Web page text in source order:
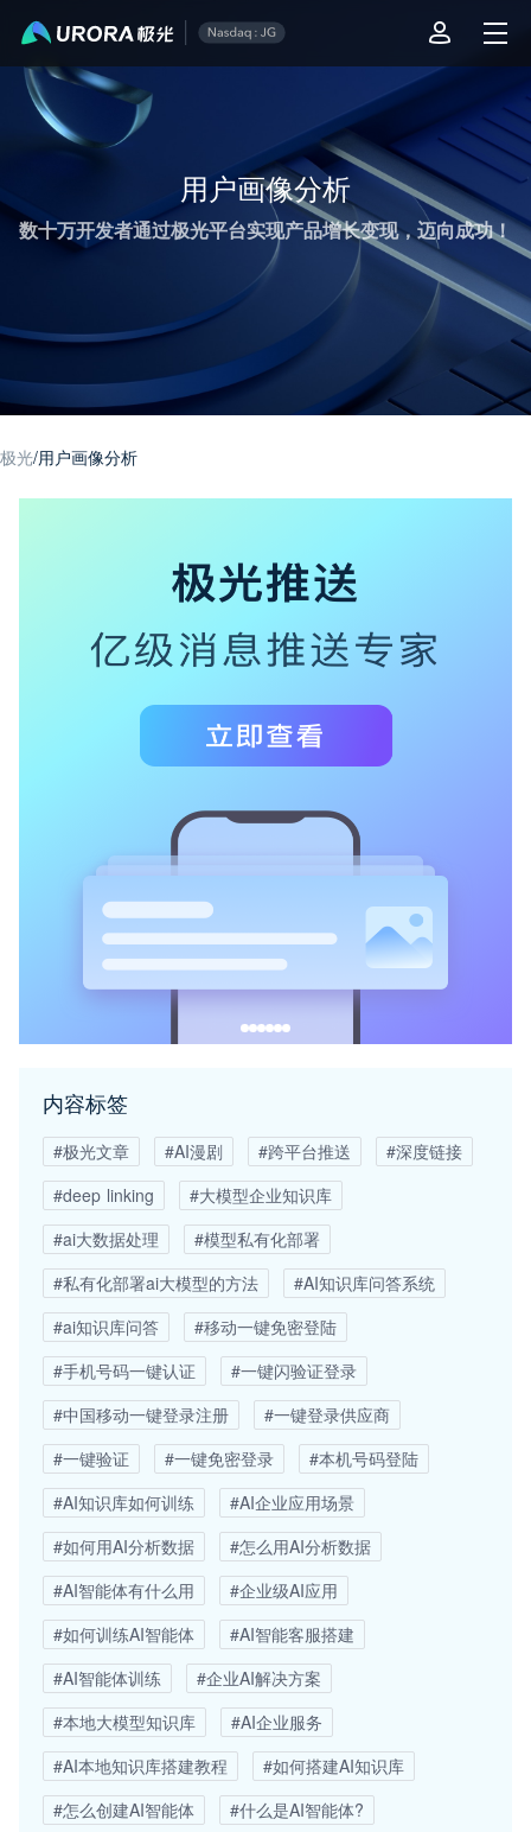
用户画像分析
数十万开发者通过极光平台实现产品增长变现，迈向成功！
极光/用户画像分析
内容标签
#极光文章 #AI漫剧 #跨平台推送
#深度链接
#deep linking
#大模型企业知识库
#ai大数据处理
#模型私有化部署
#私有化部署ai大模型的方法
#AI知识库问答系统
#ai知识库问答
#移动一键免密登陆
#手机号码一键认证
#一键闪验证登录
#中国移动一键登录注册
#一键登录供应商
#一键验证
#一键免密登录
#本机号码登陆
#AI知识库如何训练
#AI企业应用场景
#如何用AI分析数据
#怎么用AI分析数据
#AI智能体有什么用
#企业级AI应用
#如何训练AI智能体
#AI智能客服搭建
#AI智能体训练
#企业AI解决方案
#本地大模型知识库
#AI企业服务
#AI本地知识库搭建教程
#如何搭建AI知识库
#怎么创建AI智能体
#什么是AI智能体?